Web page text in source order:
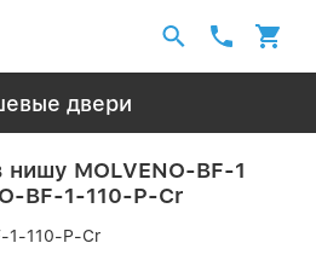
двери
MOLVENO-BF-1
BF-1-110-P-Cr
1-110-P-Cr